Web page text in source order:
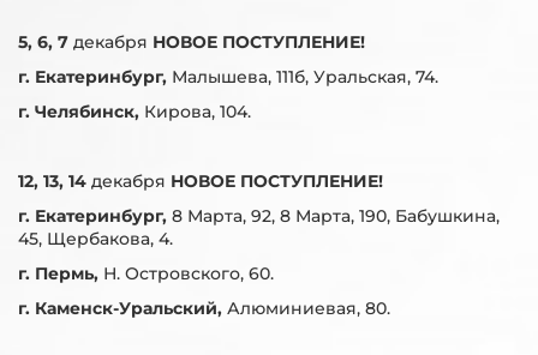
5, 6, 7 декабря НОВОЕ ПОСТУПЛЕНИЕ!
г. Екатеринбург, Малышева, 111б, Уральская, 74.
г. Челябинск, Кирова, 104.
12, 13, 14 декабря НОВОЕ ПОСТУПЛЕНИЕ!
г. Екатеринбург, 8 Марта, 92, 8 Марта, 190, Бабушкина,
45, Щербакова, 4.
г. Пермь, Н. Островского, 60.
г. Каменск-Уральский, Алюминиевая, 80.